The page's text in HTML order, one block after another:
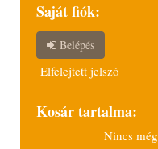
Saját fiók:
Belépés
Elfelejtett jelszó
Kosár tartalma:
Nincs